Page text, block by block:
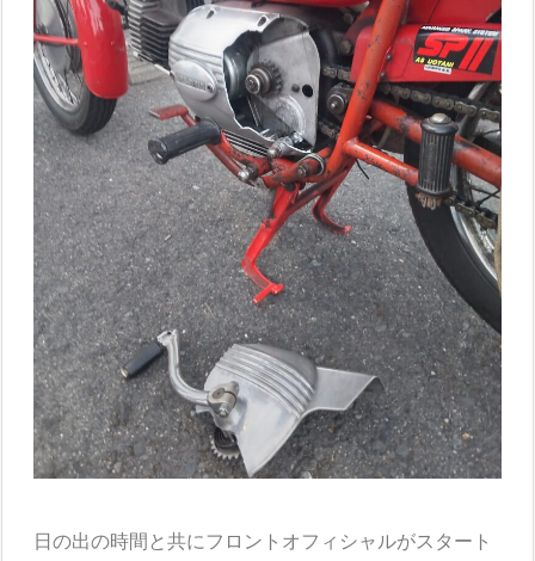
日の出の時間と共にフロントオフィシャルがスタート